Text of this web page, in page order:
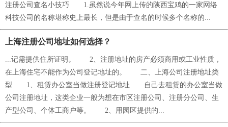
注册公司查名小技巧 1.虽然说今年网上传的陕西宝鸡的一家网络
科技公司的名称堪称史上最长，但是由于查名的时候多个名称的...
上海注册公司地址如何选择？
...记需提供住所证明。 2、注册地址的房产必须商用或工业性质，
在上海住宅不能作为公司登记地址的。 二、上海公司注册地址类
型 1、租赁办公室当做注册登记地址 自己去租赁的办公室当做
公司注册地址，这类企业一般为想在市区注册公司、注册分公司、生
产型公司、个体工商户等。 2、用园区提供的...